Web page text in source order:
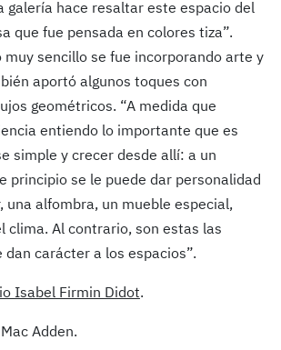
galería hace resaltar este espacio del
que fue pensada en colores tiza”.
muy sencillo se fue incorporando arte y
aportó algunos toques con
geométricos. “A medida que
entiendo lo importante que es
simple y crecer desde allí: a un
principio se le puede dar personalidad
una alfombra, un mueble especial,
clima. Al contrario, son estas las
dan carácter a los espacios”.
Isabel Firmin Didot.
Adden.